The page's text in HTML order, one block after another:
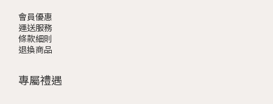
會員優惠
運送服務
條款細則
退換商品
專屬禮遇